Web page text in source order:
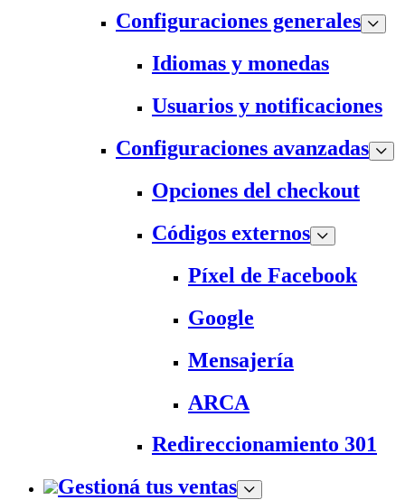
Configuraciones generales
Idiomas y monedas
Usuarios y notificaciones
Configuraciones avanzadas
Opciones del checkout
Códigos externos
Píxel de Facebook
Google
Mensajería
ARCA
Redireccionamiento 301
Gestioná tus ventas